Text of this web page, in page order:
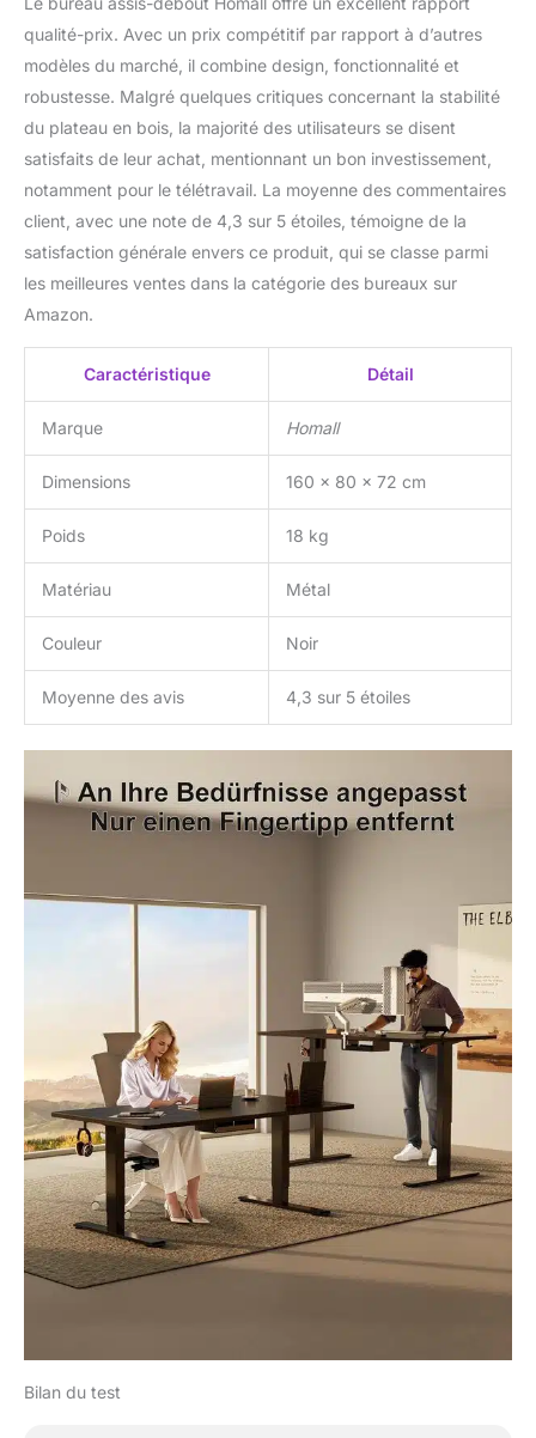
réparation de 5 ans.
qualité-prix. Avec un prix compétitif par rapport à d’autres
modèles du marché, il combine design, fonctionnalité et
robustesse. Malgré quelques critiques concernant la stabilité
du plateau en bois, la majorité des utilisateurs se disent
satisfaits de leur achat, mentionnant un bon investissement,
notamment pour le télétravail. La moyenne des commentaires
client, avec une note de 4,3 sur 5 étoiles, témoigne de la
satisfaction générale envers ce produit, qui se classe parmi
les meilleures ventes dans la catégorie des bureaux sur
Amazon.
Caractéristique Détail
Marque Homall
Dimensions 160 x 80 x 72 cm
Poids 18 kg
Matériau Métal
Couleur Noir
Moyenne des avis 4,3 sur 5 étoiles
Bilan du test